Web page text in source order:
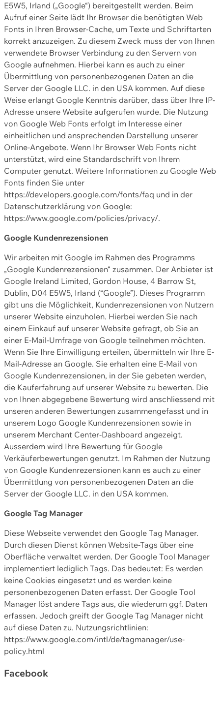
E5W5, Irland („Google“) bereitgestellt werden. Beim
Aufruf einer Seite lädt Ihr Browser die benötigten Web
Fonts in Ihren Browser-Cache, um Texte und Schriftarten
korrekt anzuzeigen. Zu diesem Zweck muss der von Ihnen
verwendete Browser Verbindung zu den Servern von
Google aufnehmen. Hierbei kann es auch zu einer
Übermittlung von personenbezogenen Daten an die
Server der Google LLC. in den USA kommen. Auf diese
Weise erlangt Google Kenntnis darüber, dass über Ihre IP-
Adresse unsere Website aufgerufen wurde. Die Nutzung
von Google Web Fonts erfolgt im Interesse einer
einheitlichen und ansprechenden Darstellung unserer
Online-Angebote. Wenn Ihr Browser Web Fonts nicht
unterstützt, wird eine Standardschrift von Ihrem
Computer genutzt. Weitere Informationen zu Google Web
Fonts finden Sie unter
https://developers.google.com/fonts/faq und in der
Datenschutzerklärung von Google:
https://www.google.com/policies/privacy/.
Google Kundenrezensionen
Wir arbeiten mit Google im Rahmen des Programms
„Google Kundenrezensionen“ zusammen. Der Anbieter ist
Google Ireland Limited, Gordon House, 4 Barrow St,
Dublin, D04 E5W5, Irland (“Google”). Dieses Programm
gibt uns die Möglichkeit, Kundenrezensionen von Nutzern
unserer Website einzuholen. Hierbei werden Sie nach
einem Einkauf auf unserer Website gefragt, ob Sie an
einer E-Mail-Umfrage von Google teilnehmen möchten.
Wenn Sie Ihre Einwilligung erteilen, übermitteln wir Ihre E-
Mail-Adresse an Google. Sie erhalten eine E-Mail von
Google Kundenrezensionen, in der Sie gebeten werden,
die Kauferfahrung auf unserer Website zu bewerten. Die
von Ihnen abgegebene Bewertung wird anschliessend mit
unseren anderen Bewertungen zusammengefasst und in
unserem Logo Google Kundenrezensionen sowie in
unserem Merchant Center-Dashboard angezeigt.
Ausserdem wird Ihre Bewertung für Google
Verkäuferbewertungen genutzt. Im Rahmen der Nutzung
von Google Kundenrezensionen kann es auch zu einer
Übermittlung von personenbezogenen Daten an die
Server der Google LLC. in den USA kommen.
Google Tag Manager
Diese Webseite verwendet den Google Tag Manager.
Durch diesen Dienst können Website-Tags über eine
Oberfläche verwaltet werden. Der Google Tool Manager
implementiert lediglich Tags. Das bedeutet: Es werden
keine Cookies eingesetzt und es werden keine
personenbezogenen Daten erfasst. Der Google Tool
Manager löst andere Tags aus, die wiederum ggf. Daten
erfassen. Jedoch greift der Google Tag Manager nicht
auf diese Daten zu. Nutzungsrichtlinien:
https://www.google.com/intl/de/tagmanager/use-
policy.html
Facebook